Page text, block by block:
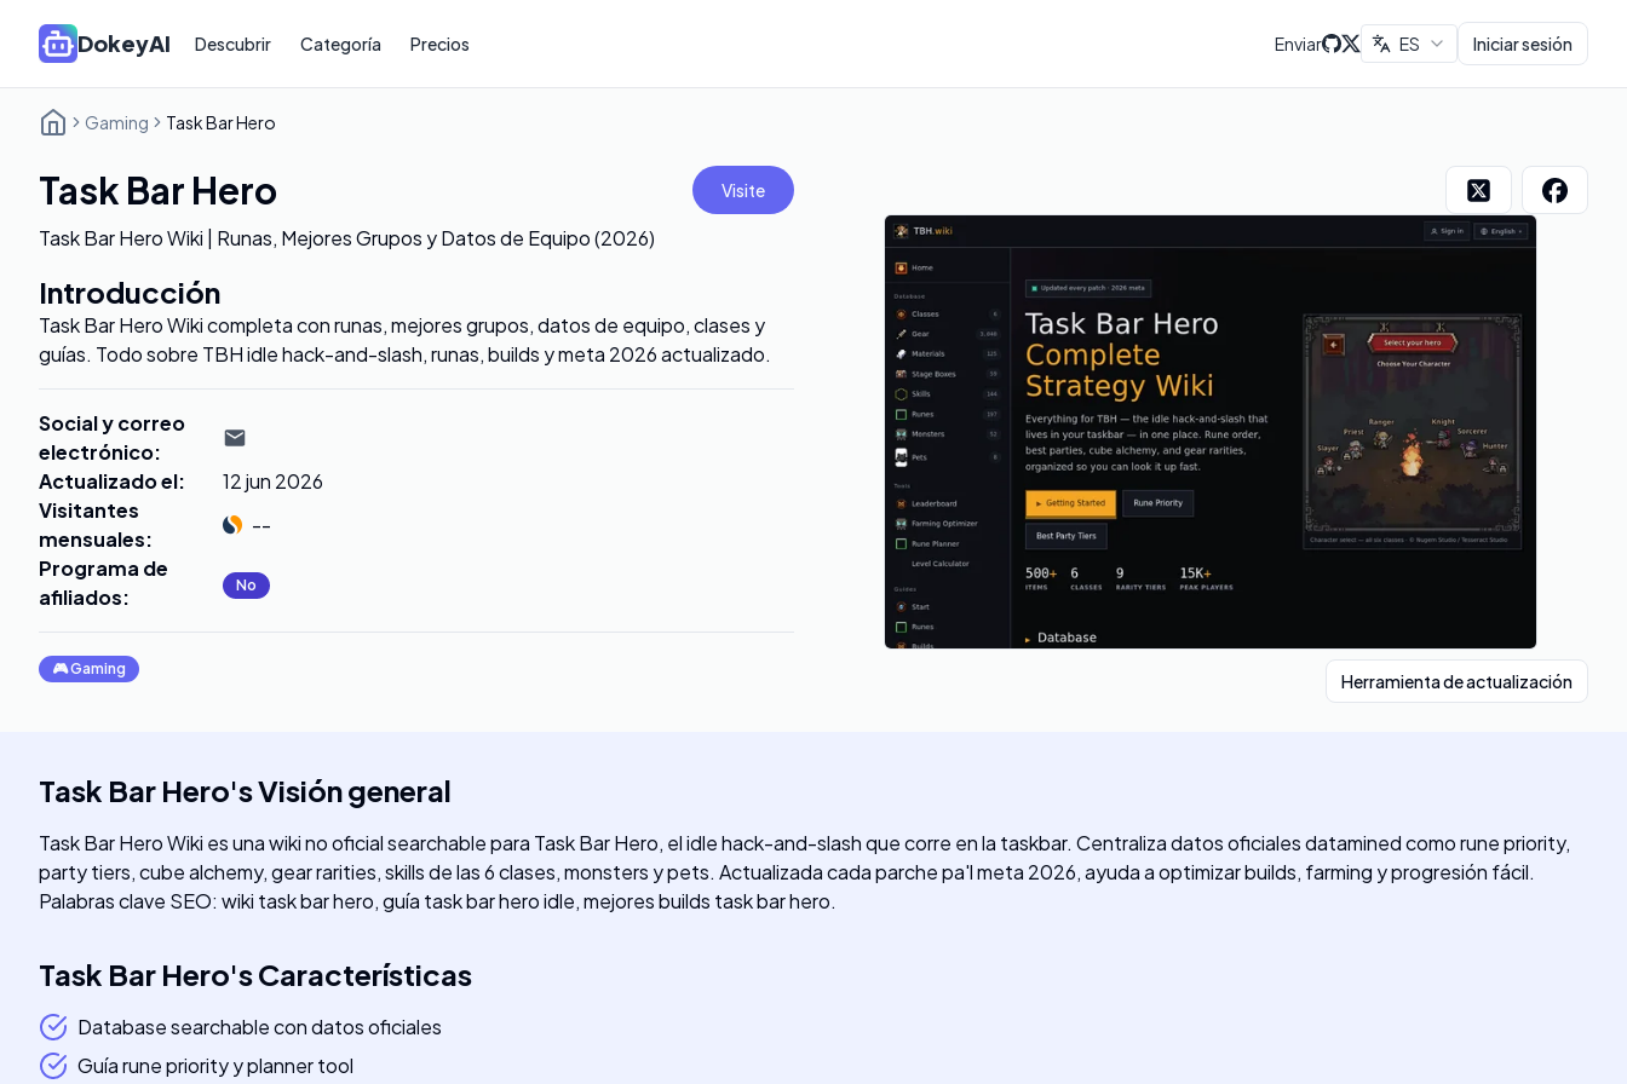
DokeyAI Descubrir Categoría Precios Enviar ES Iniciar sesión
Gaming Task Bar Hero
Task Bar Hero Visite
Task Bar Hero Wiki | Runas, Mejores Grupos y Datos de Equipo (2026)
Introducción
Task Bar Hero Wiki completa con runas, mejores grupos, datos de equipo, clases y
guías. Todo sobre TBH idle hack-and-slash, runas, builds y meta 2026 actualizado.
Social y correo
electrónico:
Actualizado el:
12 jun 2026
Visitantes
mensuales:
--
Programa de
afiliados: No
🎮Gaming
Herramienta de actualización
Task Bar Hero'sVisión general
Task Bar Hero Wiki es una wiki no oficial searchable para Task Bar Hero, el idle hack-and-slash que corre en la taskbar. Centraliza datos oficiales datamined como rune priority,
party tiers, cube alchemy, gear rarities, skills de las 6 clases, monsters y pets. Actualizada cada parche pa'l meta 2026, ayuda a optimizar builds, farming y progresión fácil.
Palabras clave SEO: wiki task bar hero, guía task bar hero idle, mejores builds task bar hero.
Task Bar Hero'sCaracterísticas
Database searchable con datos oficiales
Guía rune priority y planner tool